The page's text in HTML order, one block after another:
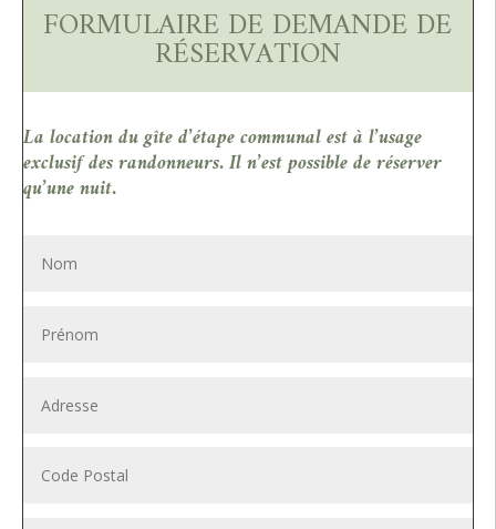
FORMULAIRE DE DEMANDE DE
RÉSERVATION
La location du gîte d’étape communal est à l’usage
exclusif des randonneurs. Il n’est possible de réserver
qu’une nuit.